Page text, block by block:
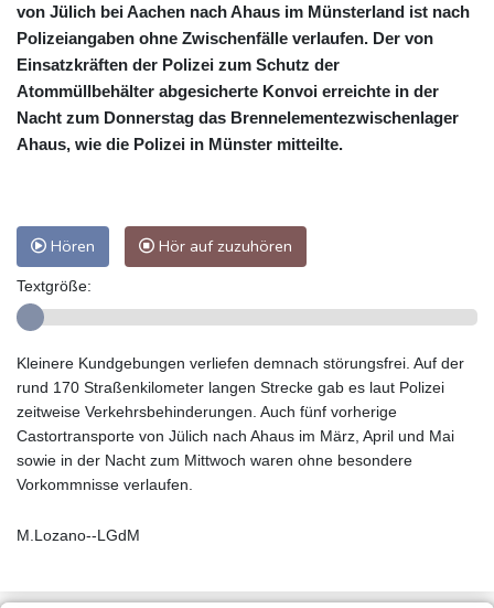
von Jülich bei Aachen nach Ahaus im Münsterland ist nach
Polizeiangaben ohne Zwischenfälle verlaufen. Der von
Einsatzkräften der Polizei zum Schutz der
Atommüllbehälter abgesicherte Konvoi erreichte in der
Nacht zum Donnerstag das Brennelementezwischenlager
Ahaus, wie die Polizei in Münster mitteilte.
Hören Hör auf zuzuhören
Textgröße:
Kleinere Kundgebungen verliefen demnach störungsfrei. Auf der
rund 170 Straßenkilometer langen Strecke gab es laut Polizei
zeitweise Verkehrsbehinderungen. Auch fünf vorherige
Castortransporte von Jülich nach Ahaus im März, April und Mai
sowie in der Nacht zum Mittwoch waren ohne besondere
Vorkommnisse verlaufen.
M.Lozano--LGdM